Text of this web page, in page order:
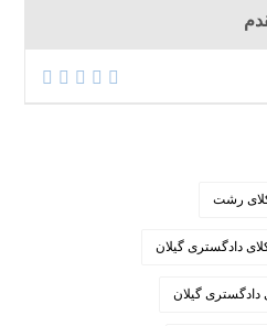
رشت
دادگستری گیلان
دادگستری گیلان